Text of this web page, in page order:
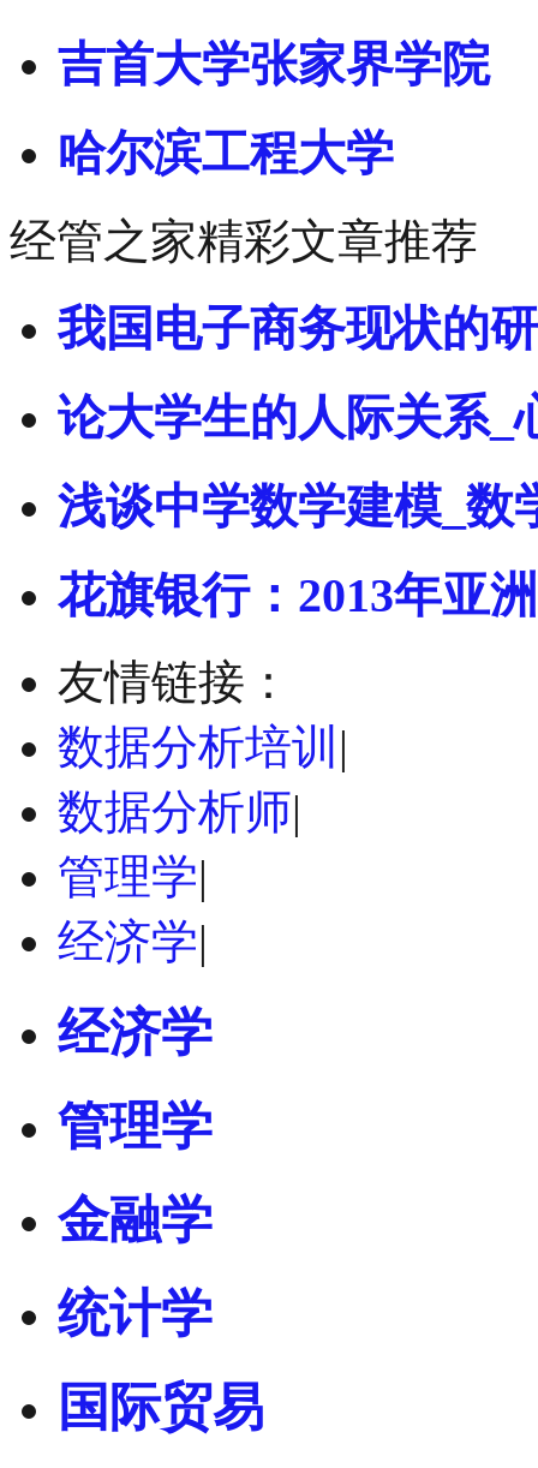
吉首大学张家界学院
哈尔滨工程大学
经管之家精彩文章推荐
我国电子商务现状的
论大学生的人际关系_
浅谈中学数学建模_数
花旗银行：2013年亚洲
友情链接：
数据分析培训 |
数据分析师|
管理学|
经济学|
经济学
管理学
金融学
统计学
国际贸易